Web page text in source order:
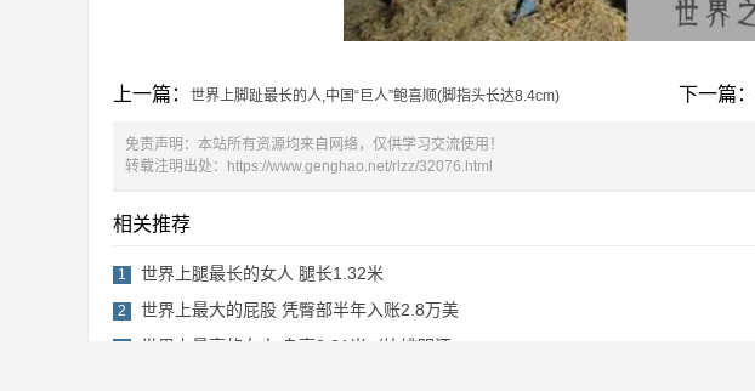
上一篇： 世界上脚趾最长的人,中国“巨人”鲍喜顺(脚指头长达8.4cm) 下一篇：
免责声明：本站所有资源均来自网络，仅供学习交流使用！
转载注明出处：
https://www.genghao.net/rlzz/32076.html
相关推荐
1 世界上腿最长的女人 腿长1.32米
2 世界上最大的屁股 凭臀部半年入账2.8万美
世界上最高的女人 身高2.31米（比姚明还